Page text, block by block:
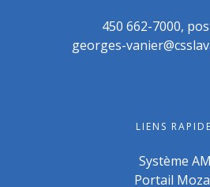
450 662-7000,
georges-
LIENS
Système
Portail